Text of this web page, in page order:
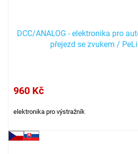
DCC/ANALOG - elektronika pro
přejezd se zvukem / PeLi
960 Kč
elektronika pro výstražník